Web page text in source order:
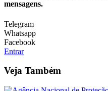
mensagens.
Telegram
Whatsapp
Facebook
Entrar
Veja Também